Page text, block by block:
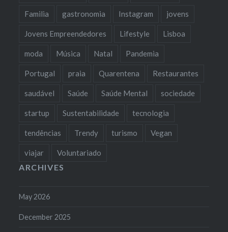
Familia gastronomia Instagram jovens
Jovens Empreendedores Lifestyle Lisboa
moda Música Natal Pandemia
Portugal praia Quarentena Restaurantes
saudável Saúde Saúde Mental sociedade
startup Sustentabilidade tecnologia
tendências Trendy turismo Vegan
viajar Voluntariado
ARCHIVES
May 2026
December 2025